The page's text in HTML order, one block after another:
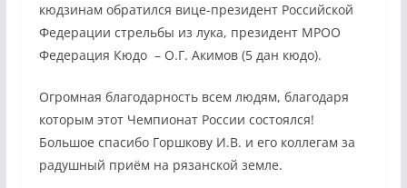
кюдзинам обратился вице-президент Российской
Федерации стрельбы из лука, президент МРОО
Федерация Кюдо – О.Г. Акимов (5 дан кюдо).
Огромная благодарность всем людям, благодаря
которым этот Чемпионат России состоялся!
Большое спасибо Горшкову И.В. и его коллегам за
радушный приём на рязанской земле.